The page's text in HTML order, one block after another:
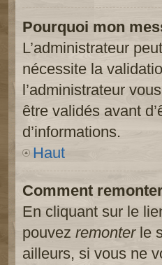
Pourquoi mon
L’administrateur
nécessite la
l’administrateur
être validés avant
d’informations.
Haut
Comment
En cliquant sur le
pouvez remonterle
ailleurs, si vous ne